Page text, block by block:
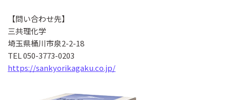
【問い合わせ先】
三共理化学
埼玉県桶川市泉2-2-18
TEL 050-3773-0203
https://sankyorikagaku.co.jp/